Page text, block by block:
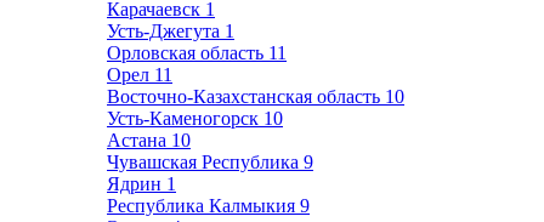
Карачаевск 1
Усть-Джегута 1
Орловская область 11
Орел 11
Восточно-Казахстанская область 10
Усть-Каменогорск 10
Астана 10
Чувашская Республика 9
Ядрин 1
Республика Калмыкия 9